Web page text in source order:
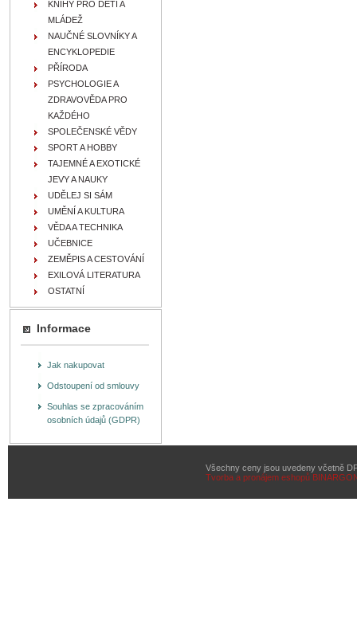
KNIHY PRO DĚTI A
MLÁDEŽ
NAUČNÉ SLOVNÍKY A
ENCYKLOPEDIE
PŘÍRODA
PSYCHOLOGIE A
ZDRAVOVĚDA PRO
KAŽDÉHO
SPOLEČENSKÉ VĚDY
SPORT A HOBBY
TAJEMNÉ A EXOTICKÉ
JEVY A NAUKY
UDĚLEJ SI SÁM
UMĚNÍ A KULTURA
VĚDA A TECHNIKA
UČEBNICE
ZEMĚPIS A CESTOVÁNÍ
EXILOVÁ LITERATURA
OSTATNÍ
Informace
Jak nakupovat
Odstoupení od smlouvy
Souhlas se zpracováním
osobních údajů (GDPR)
Všechny ceny jsou uvedeny včetně
Tvorba a pronájem eshopů